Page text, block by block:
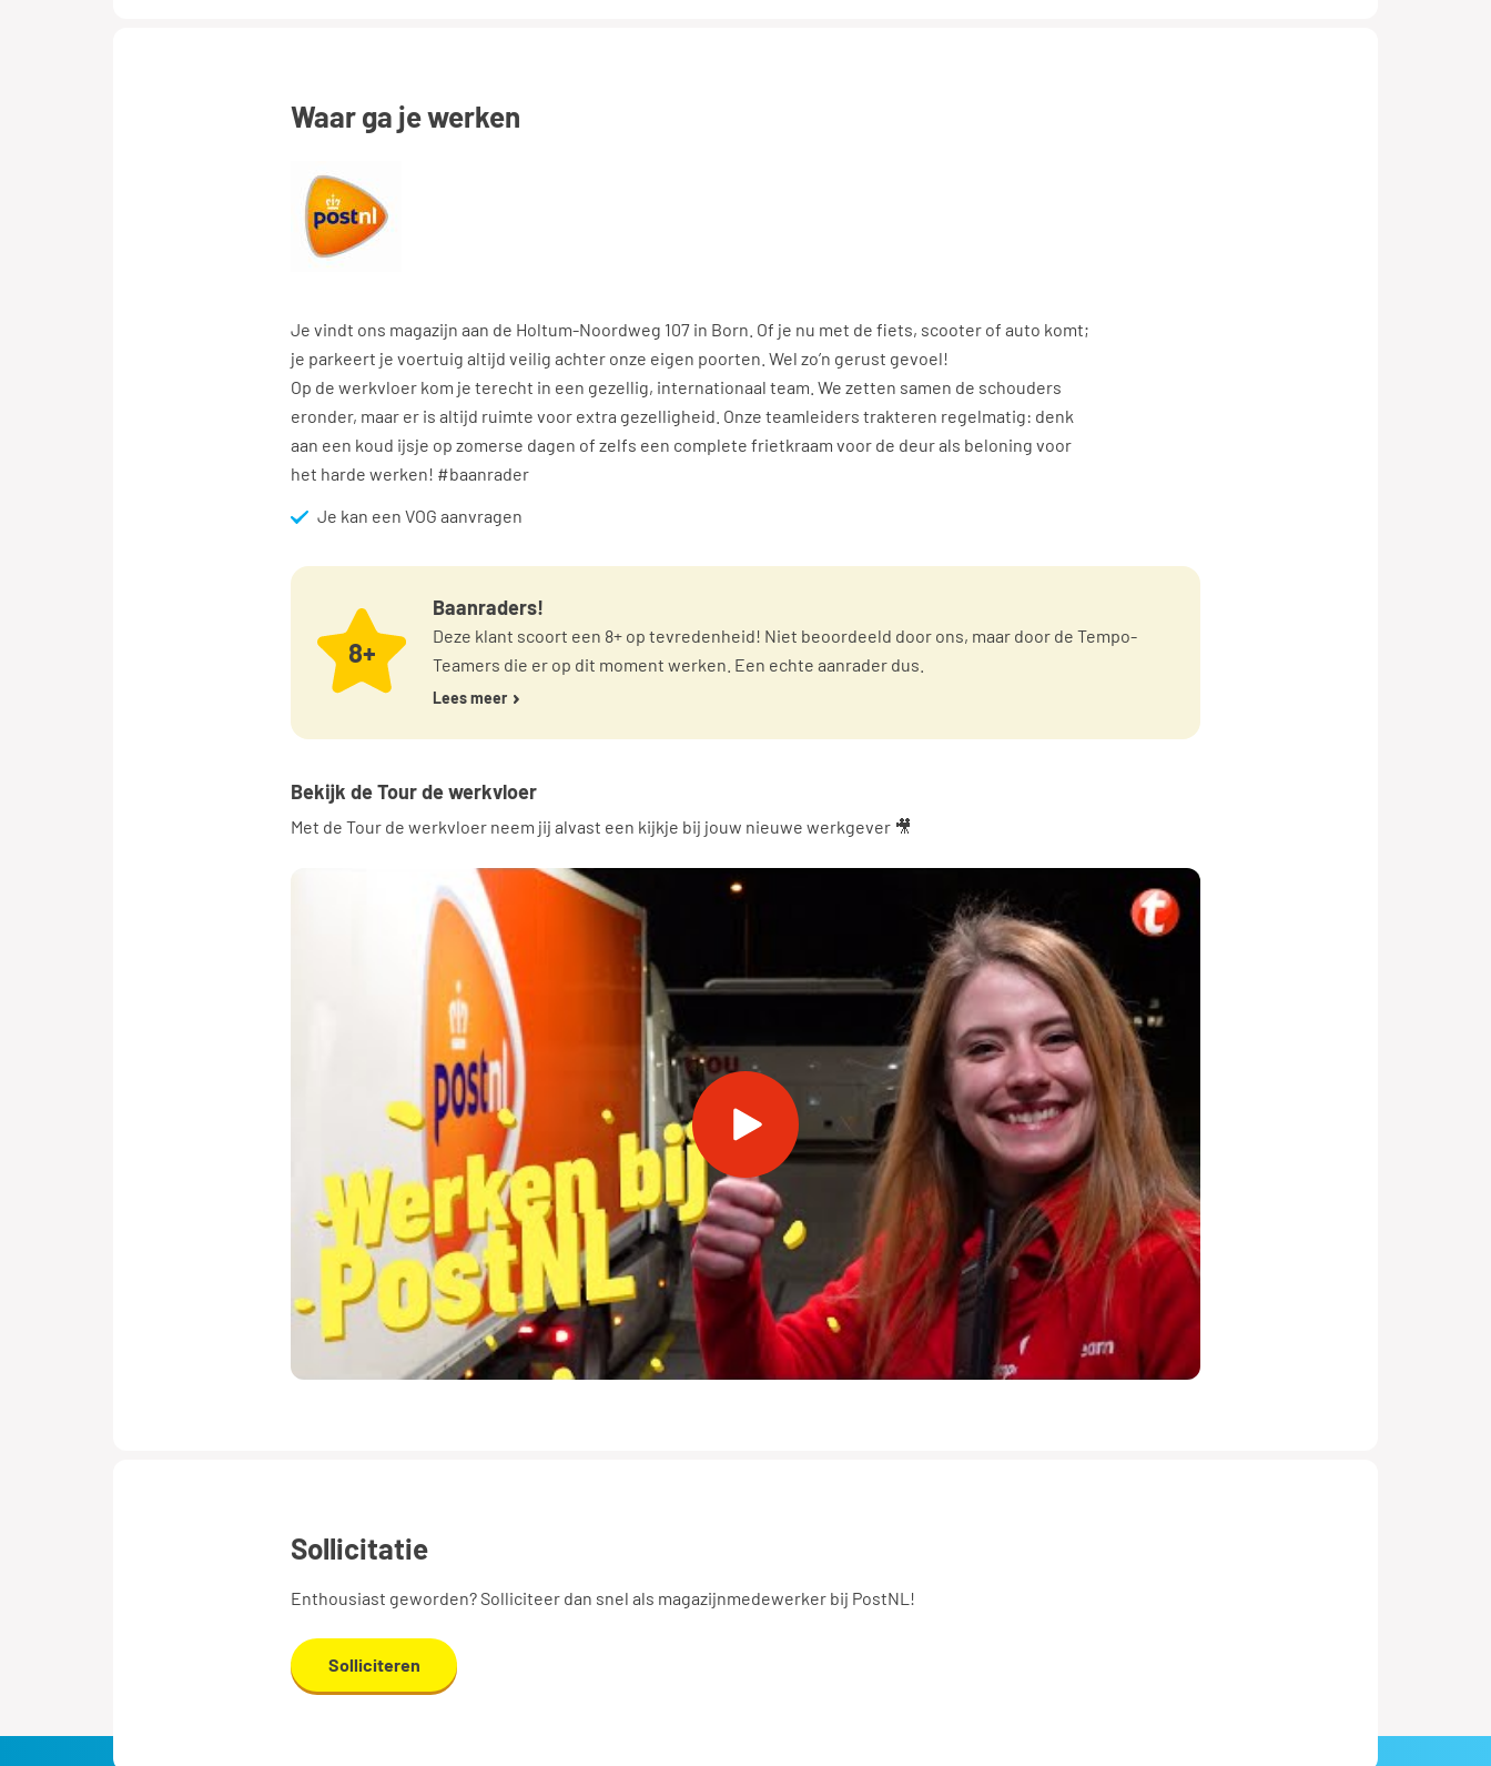
waar ga je werken
Je vindt ons magazijn aan de Holtum-Noordweg 107 in Born. Of je nu met de fiets, scooter of auto komt;
je parkeert je voertuig altijd veilig achter onze eigen poorten. Wel zo’n gerust gevoel!
Op de werkvloer kom je terecht in een gezellig, internationaal team. We zetten samen de schouders
eronder, maar er is altijd ruimte voor extra gezelligheid. Onze teamleiders trakteren regelmatig: denk
aan een koud ijsje op zomerse dagen of zelfs een complete frietkraam voor de deur als beloning voor
het harde werken! #baanrader
Je kan een VOG aanvragen
8+
Baanraders!
Deze klant scoort een 8+ op tevredenheid! Niet beoordeeld door ons, maar door de Tempo-
Teamers die er op dit moment werken. Een echte aanrader dus.
Lees meer
Bekijk de Tour de werkvloer
Met de Tour de werkvloer neem jij alvast een kijkje bij jouw nieuwe werkgever 🎥
sollicitatie
Enthousiast geworden? Solliciteer dan snel als magazijnmedewerker bij PostNL!
Solliciteren